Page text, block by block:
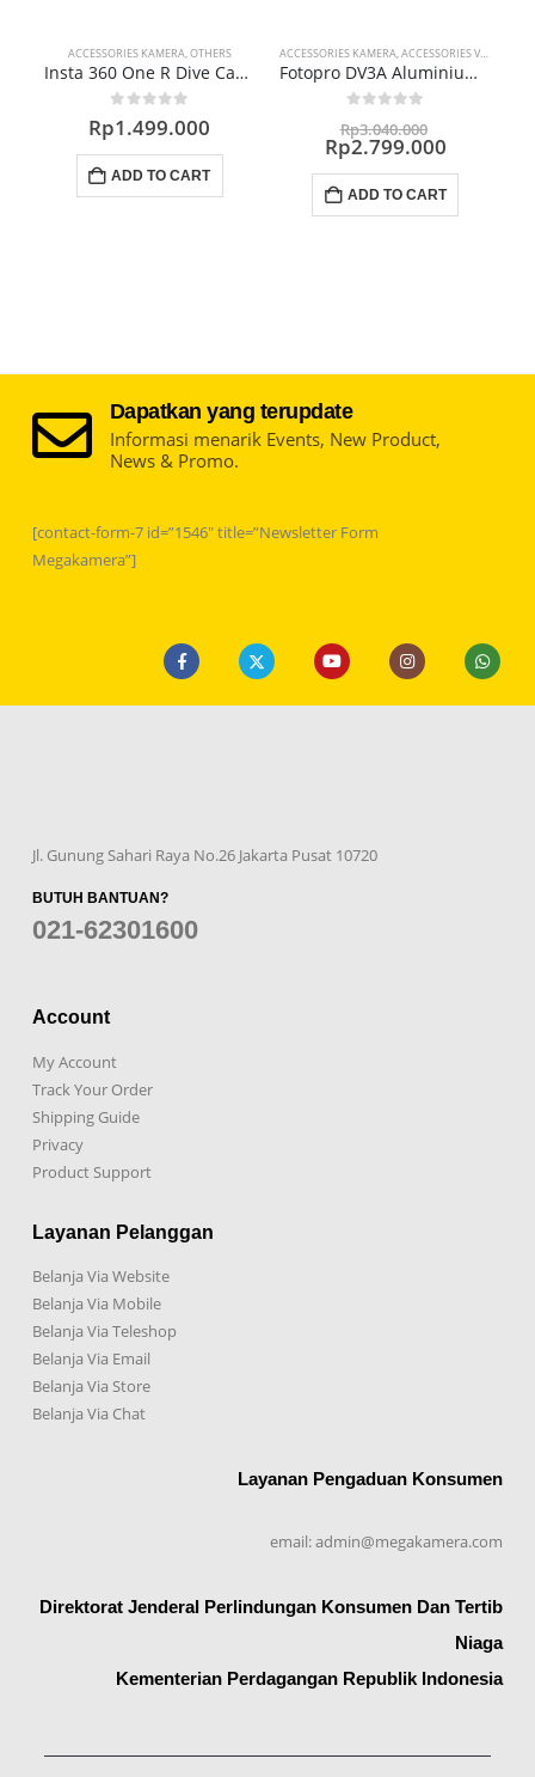
ACCESSORIES KAMERA,OTHERS
Insta 360 One R Dive Case For Dual Lensa 360 Mod
out of 5
Rp1.499.000
ADD TO CART
ACCESSORIES KAMERA,ACCESSORIES VIDEO
Fotopro DV3A Aluminium Heavy-Duty Fluid Head Video Tripod DV-3A
Rp3.040.000
price
Rp2.799.000Current
is:
ADD TO CART
Dapatkan yang terupdate
Informasi menarik Events, New Product,
News & Promo.
[contact-form-7 id=”1546″ title=”Newsletter Form
Megakamera”]
Jl. Gunung Sahari Raya No.26 Jakarta Pusat 10720
BUTUH BANTUAN?
021-62301600
Account
My Account
Track Your Order
Shipping Guide
Privacy
Product Support
Layanan Pelanggan
Belanja Via Website
Belanja Via Mobile
Belanja Via Teleshop
Belanja Via Email
Belanja Via Store
Belanja Via Chat
Layanan Pengaduan Konsumen
email: admin@megakamera.com
Direktorat Jenderal Perlindungan Konsumen Dan Tertib
Niaga
Kementerian Perdagangan Republik Indonesia